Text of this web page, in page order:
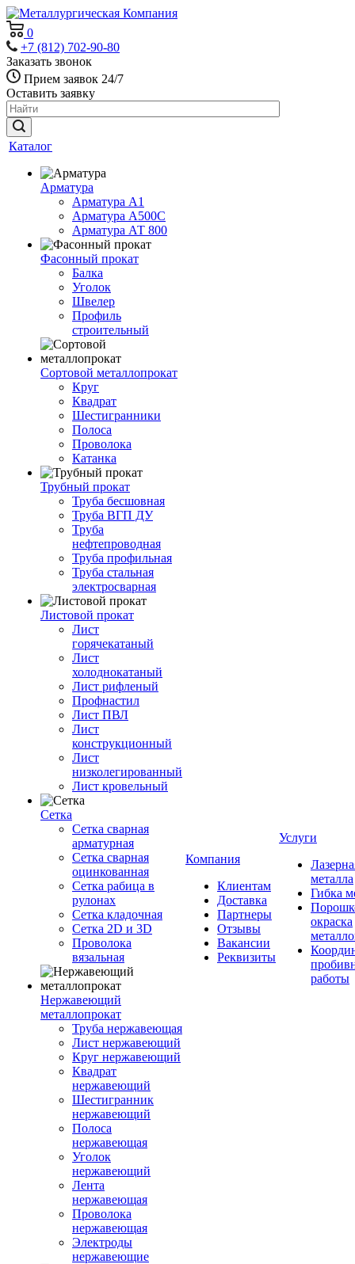
0
+7 (812) 702-90-80
Заказать звонок
Прием заявок 24/7
Оставить заявку
Каталог
Арматура
Арматура А1
Арматура А500С
Арматура АТ 800
Фасонный прокат
Балка
Уголок
Швелер
Профиль
строительный
Сортовой металлопрокат
Круг
Квадрат
Шестигранники
Полоса
Проволока
Катанка
Трубный прокат
Труба бесшовная
Труба ВГП ДУ
Труба
нефтепроводная
Труба профильная
Труба стальная
электросварная
Листовой прокат
Лист
горячекатаный
Лист
холоднокатаный
Лист рифленый
Профнастил
Лист ПВЛ
Лист
конструкционный
Лист
низколегированный
Лист кровельный
Сетка
Сетка сварная
арматурная
Сетка сварная
оцинкованная
Сетка рабица в
рулонах
Сетка кладочная
Сетка 2D и 3D
Проволока
вязальная
Нержавеющий
металлопрокат
Труба нержавеющая
Лист нержавеющий
Круг нержавеющий
Квадрат
нержавеющий
Шестигранник
нержавеющий
Полоса
нержавеющая
Уголок
нержавеющий
Лента
нержавеющая
Проволока
нержавеющая
Электроды
нержавеющие
Компания
Клиентам
Доставка
Партнеры
Отзывы
Вакансии
Реквизиты
Услуги
металла
Гибка
окраска
работы